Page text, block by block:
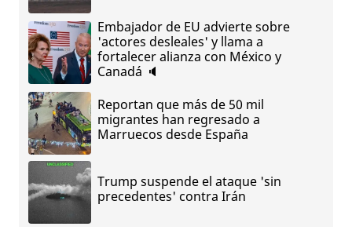
Embajador de EU advierte sobre
'actores desleales' y llama a
fortalecer alianza con México y
Canadá 🔈
Reportan que más de 50 mil
migrantes han regresado a
Marruecos desde España
Trump suspende el ataque 'sin
precedentes' contra Irán